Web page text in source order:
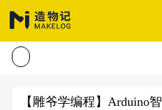
【雕爷学编程】Arduino智